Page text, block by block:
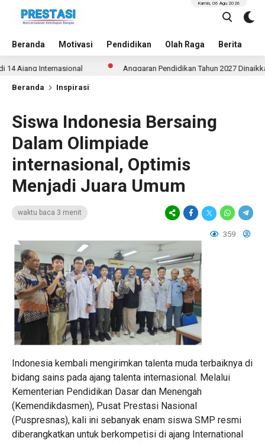
Beranda Motivasi Pendidikan Olah Raga Berita
Kamis, 06 Agu 2026
Internasional Anggaran Pendidikan Tahun 2027 Dinaikkan
Beranda Inspirasi
Siswa Indonesia Bersaing
Dalam Olimpiade
internasional, Optimis
Menjadi Juara Umum
waktu baca 3 menit
359
Indonesia kembali mengirimkan talenta muda terbaiknya di
bidang sains pada ajang talenta internasional. Melalui
Kementerian Pendidikan Dasar dan Menengah
(Kemendikdasmen), Pusat Prestasi Nasional
(Puspresnas), kali ini sebanyak enam siswa SMP resmi
diberangkatkan untuk berkompetisi di ajang International